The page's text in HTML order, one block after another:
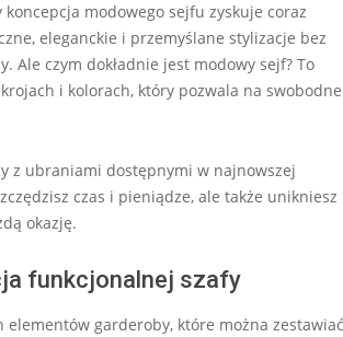
modowego sejfu zyskuje coraz
eleganckie i przemyślane stylizacje bez
Ale czym dokładnie jest modowy sejf? To
i kolorach, który pozwala na swobodne
z ubraniami dostępnymi w najnowszej
czas i pieniądze, ale także unikniesz
okazję.
funkcjonalnej szafy
garderoby, które można zestawiać